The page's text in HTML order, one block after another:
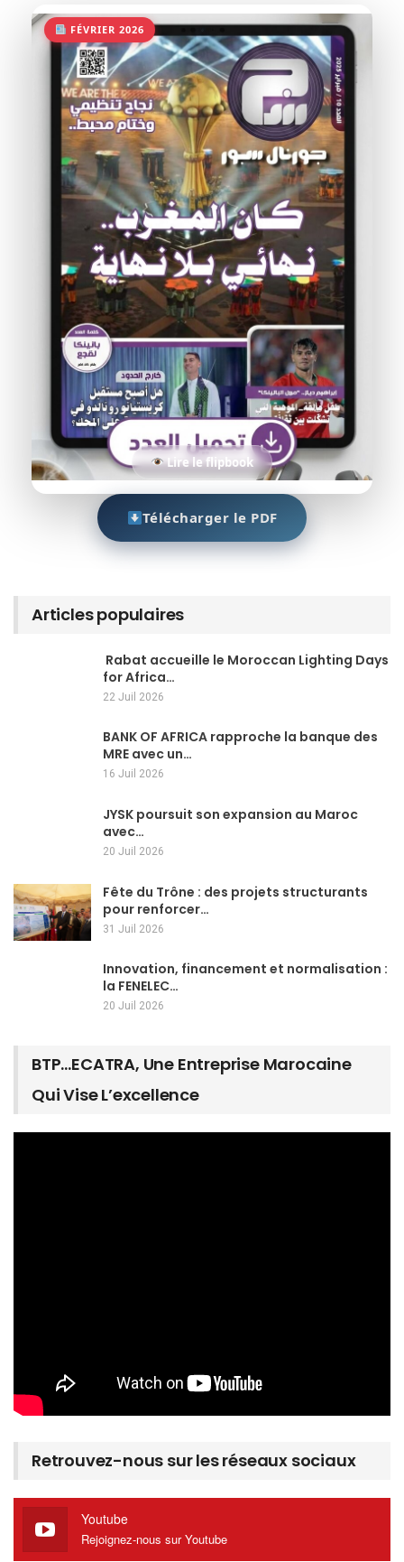
FÉVRIER 2026
Lire le flipbook
Télécharger le PDF
Articles populaires
Rabat accueille le Moroccan Lighting Days
for Africa…
22 Juil 2026
BANK OF AFRICA rapproche la banque des
MRE avec un…
16 Juil 2026
JYSK poursuit son expansion au Maroc
avec…
20 Juil 2026
Fête du Trône : des projets structurants
pour renforcer…
31 Juil 2026
Innovation, financement et normalisation :
la FENELEC…
20 Juil 2026
BTP…ECATRA, Une Entreprise Marocaine
Qui Vise L’excellence
Retrouvez-nous sur les réseaux sociaux
Youtube
Rejoignez-nous sur Youtube